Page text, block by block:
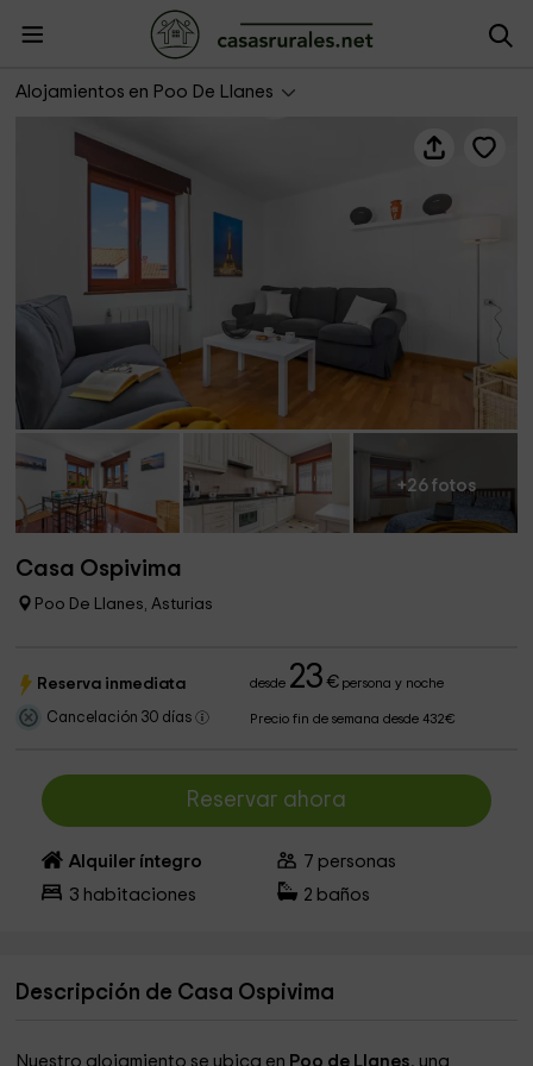
Alojamientos en Poo De Llanes
+26 fotos
Casa Ospivima
Poo De Llanes, Asturias
Reserva inmediata desde 23 €persona y noche
Cancelación 30 días Precio fin de semana desde 432€
Reservar ahora
Alquiler íntegro 7 personas
3 habitaciones 2 baños
Descripción de Casa Ospivima
Nuestro alojamiento se ubica en Poo de Llanes, una